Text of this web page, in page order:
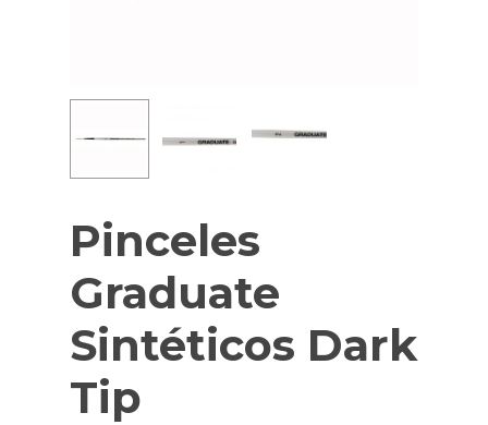
Pinceles
Graduate
Sintéticos Dark
Tip